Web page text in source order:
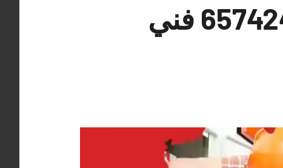
معلم كهربائي منازل المسايل 65742444 فني